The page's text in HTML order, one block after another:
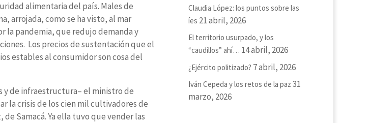
alimentaria del país. Males de
arrojada, como se ha visto, al mar
la pandemia, que redujo demanda y
Los precios de sustentación que el
estables al consumidor son cosa del
y de infraestructura– el ministro de
la crisis de los cien mil cultivadores de
Samacá. Ya ella tuvo que vender las
Claudia López: los puntos sobre las
íes 21 abril, 2026
El territorio usurpado, y los
“caudillos” ahí… 14 abril, 2026
¿Ejército politizado? 7 abril, 2026
Iván Cepeda y los retos de la paz 31
marzo, 2026